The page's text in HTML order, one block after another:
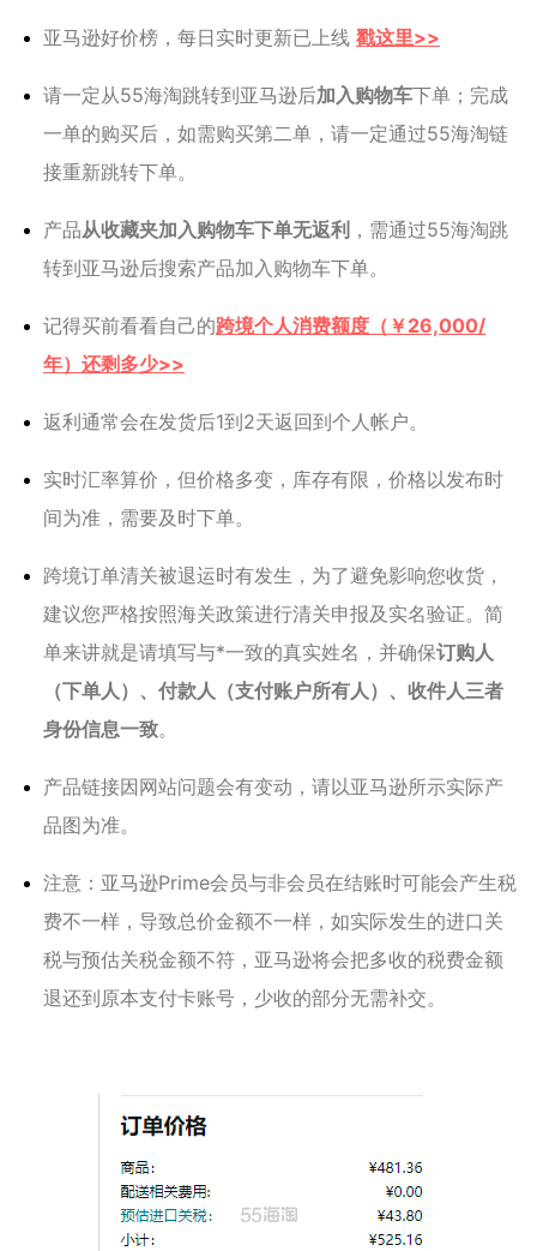
亚马逊好价榜，每日实时更新已上线 戳这里>>
请一定从55海淘跳转到亚马逊后加入购物车下单；完成
一单的购买后，如需购买第二单，请一定通过55海淘链
接重新跳转下单。
产品从收藏夹加入购物车下单无返利 ，需通过55海淘跳
转到亚马逊后搜索产品加入购物车下单。
记得买前看看自己的跨境个人消费额度（￥26,000/
年）还剩多少>>
返利通常会在发货后1到2天返回到个人帐户。
实时汇率算价，但价格多变，库存有限，价格以发布时
间为准，需要及时下单。
跨境订单清关被退运时有发生，为了避免影响您收货，
建议您严格按照海关政策进行清关申报及实名验证。简
单来讲就是请填写与*一致的真实姓名，并确保订购人
（下单人）、付款人（支付账户所有人）、收件人三者
身份信息一致。
产品链接因网站问题会有变动，请以亚马逊所示实际产
品图为准。
注意：亚马逊Prime会员与非会员在结账时可能会产生税
费不一样，导致总价金额不一样，如实际发生的进口关
税与预估关税金额不符，亚马逊将会把多收的税费金额
退还到原本支付卡账号，少收的部分无需补交。